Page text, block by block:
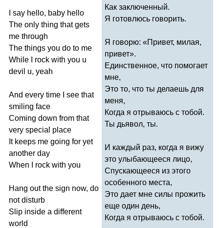
say hello, baby hello
The only thing that gets
me through
The things you do to me
While
rock with you u
devil u, yeah
And every time see that
smiling face
Coming down from that
very special place
It keeps me going for yet
another day
When
rock with you
Hang out the sign now, do
not disturb
Slip inside a different
world
Как заключенный.
Я готовлюсь говорить.
Я говорю: «Привет, милая,
привет».
Единственное, что помогает
мне,
Это то, что ты делаешь для
меня,
Когда я отрываюсь с тобой.
Ты дьявол, ты.
И каждый раз, когда я вижу
это улыбающееся лицо,
Спускающееся из этого
особенного места,
Это дает мне силы прожить
еще один день,
Когда я отрываюсь с тобой.